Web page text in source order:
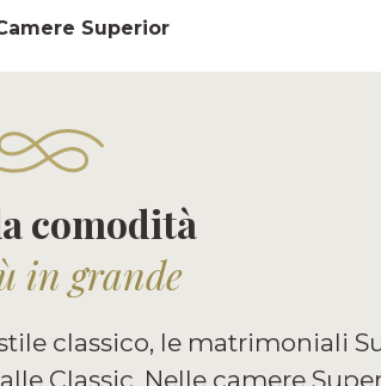
Superior
comodità
in grande
classico, le matrimoniali
Classic. Nelle camere